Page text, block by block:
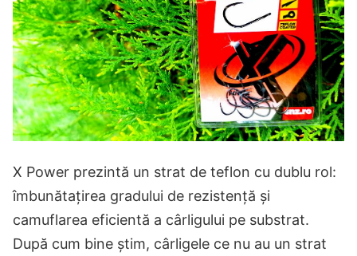
X Power prezintă un strat de teflon cu dublu rol:
îmbunătațirea gradului de rezistență și
camuflarea eficientă a cârligului pe substrat.
După cum bine știm, cârligele ce nu au un strat